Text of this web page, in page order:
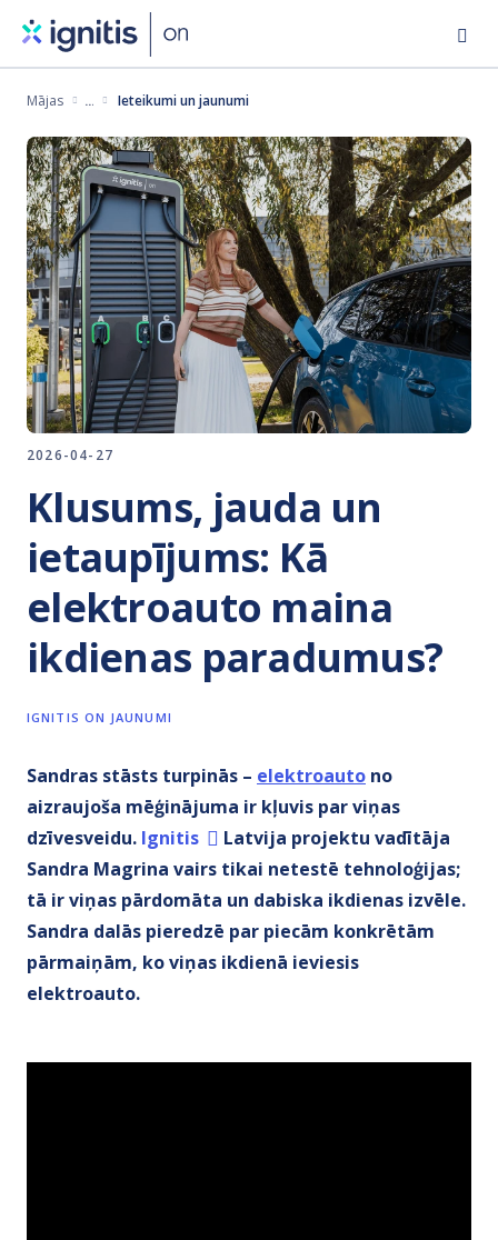
Pārlekt
saturu
Mājas Ieteikumi un jaunumi
2026-04-27
Klusums, jauda un
ietaupījums: Kā
elektroauto maina
ikdienas paradumus?
IGNITIS ON JAUNUMI
Sandras stāsts turpinās – elektroauto no
aizraujoša mēģinājuma ir kļuvis par viņas
dzīvesveidu. Ignitis
Latvija projektu vadītāja
Sandra Magrina vairs tikai netestē tehnoloģijas;
tā ir viņas pārdomāta un dabiska ikdienas izvēle.
Sandra dalās pieredzē par piecām konkrētām
pārmaiņām, ko viņas ikdienā ieviesis
elektroauto.